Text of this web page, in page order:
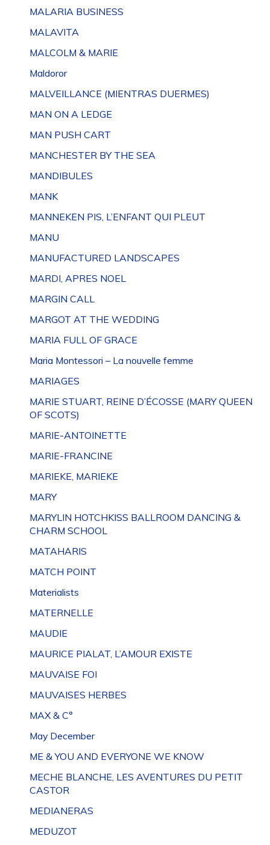
MALARIA BUSINESS
MALAVITA
MALCOLM & MARIE
Maldoror
MALVEILLANCE (MIENTRAS DUERMES)
MAN ON A LEDGE
MAN PUSH CART
MANCHESTER BY THE SEA
MANDIBULES
MANK
MANNEKEN PIS, L’ENFANT QUI PLEUT
MANU
MANUFACTURED LANDSCAPES
MARDI, APRES NOEL
MARGIN CALL
MARGOT AT THE WEDDING
MARIA FULL OF GRACE
Maria Montessori – La nouvelle femme
MARIAGES
MARIE STUART, REINE D’ÉCOSSE (MARY QUEEN
OF SCOTS)
MARIE-ANTOINETTE
MARIE-FRANCINE
MARIEKE, MARIEKE
MARY
MARYLIN HOTCHKISS BALLROOM DANCING &
CHARM SCHOOL
MATAHARIS
MATCH POINT
Materialists
MATERNELLE
MAUDIE
MAURICE PIALAT, L’AMOUR EXISTE
MAUVAISE FOI
MAUVAISES HERBES
MAX & C°
May December
ME & YOU AND EVERYONE WE KNOW
MECHE BLANCHE, LES AVENTURES DU PETIT
CASTOR
MEDIANERAS
MEDUZOT